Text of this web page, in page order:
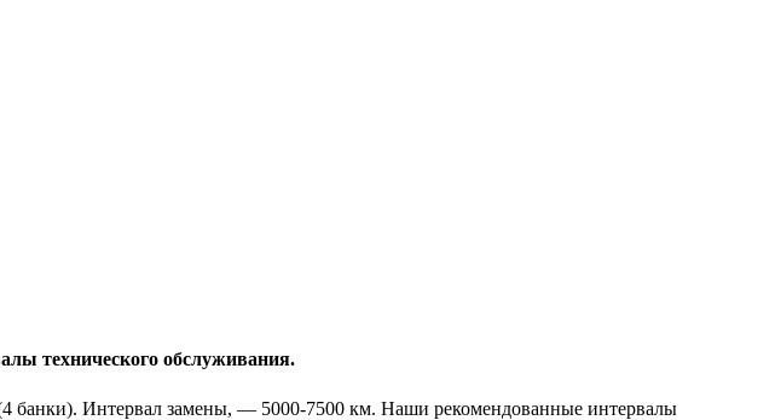
технического обслуживания.
банки). Интервал замены, — 5000-7500 км. Наши рекомендованные интервалы